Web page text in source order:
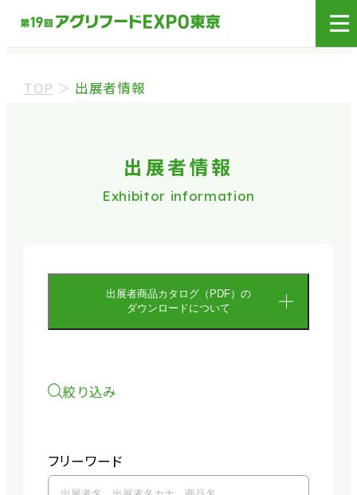
展示会場への入場には
来場登録が必要です。
来場事前登録（プレス）
※カートの持ち込みは禁止となっております。
TOP ＞ 出展者情報
出展者情報
Exhibitor information
出展者商品カタログ（PDF）の
ダウンロードについて
絞り込み
フリーワード
へお越しください。